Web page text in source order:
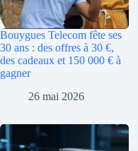
Bouygues Telecom fête ses
30 ans : des offres à 30 €,
des cadeaux et 150 000 € à
gagner
26 mai 2026